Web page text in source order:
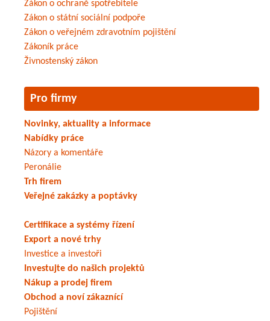
Zákon o ochraně spotřebitele
Zákon o státní sociální podpoře
Zákon o veřejném zdravotním pojištění
Zákoník práce
Živnostenský zákon
Pro firmy
Novinky, aktuality a informace
Nabídky práce
Názory a komentáře
Peronálie
Trh firem
Veřejné zakázky a poptávky
Certifikace a systémy řízení
Export a nové trhy
Investice a investoři
Investujte do našich projektů
Nákup a prodej firem
Obchod a noví zákaznící
Pojištění